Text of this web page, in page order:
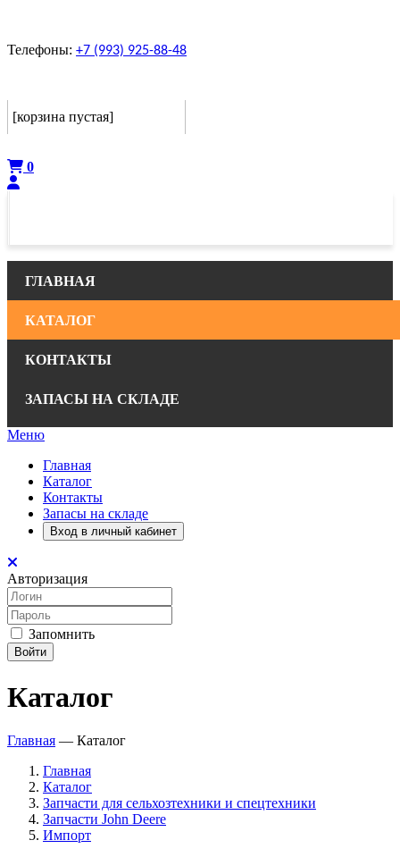
Телефоны: +7 (993) 925-88-48
[корзина пустая]
0
ГЛАВНАЯ
КАТАЛОГ
КОНТАКТЫ
ЗАПАСЫ НА СКЛАДЕ
Меню
Главная
Каталог
Контакты
Запасы на складе
Вход в личный кабинет
Авторизация
Запомнить
Войти
Каталог
Главная — Каталог
Главная
Каталог
Запчасти для сельхозтехники и спецтехники
Запчасти John Deere
Импорт